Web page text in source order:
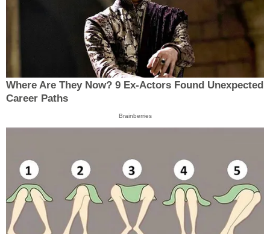
Where Are They Now? 9 Ex-Actors Found Unexpected
Career Paths
Brainberries